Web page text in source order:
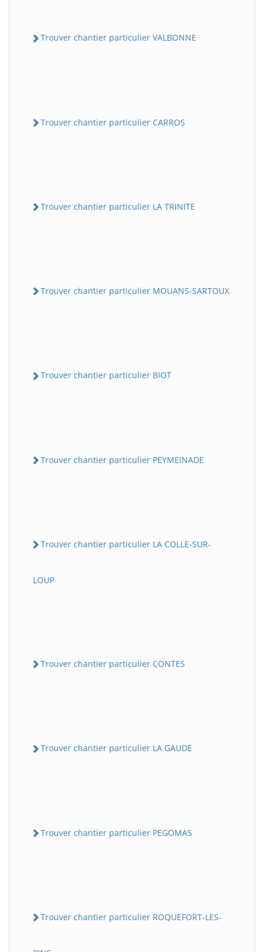
Trouver chantier particulier VALBONNE
Trouver chantier particulier CARROS
Trouver chantier particulier LA TRINITE
Trouver chantier particulier MOUANS-SARTOUX
Trouver chantier particulier BIOT
Trouver chantier particulier PEYMEINADE
Trouver chantier particulier LA COLLE-SUR-
LOUP
Trouver chantier particulier CONTES
Trouver chantier particulier LA GAUDE
Trouver chantier particulier PEGOMAS
Trouver chantier particulier ROQUEFORT-LES-